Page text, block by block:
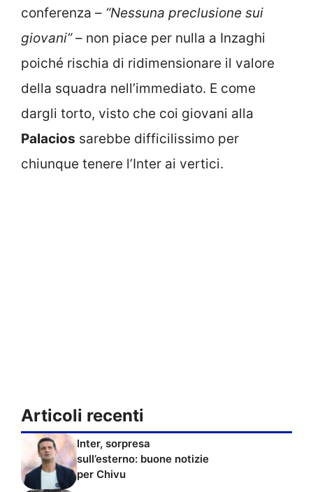
conferenza – “Nessuna preclusione sui
giovani”– non piace per nulla a Inzaghi
poiché rischia di ridimensionare il valore
della squadra nell’immediato. E come
dargli torto, visto che coi giovani alla
Palacios sarebbe difficilissimo per
chiunque tenere l’Inter ai vertici.
Articoli recenti
Inter, sorpresa
sull’esterno: buone notizie
per Chivu